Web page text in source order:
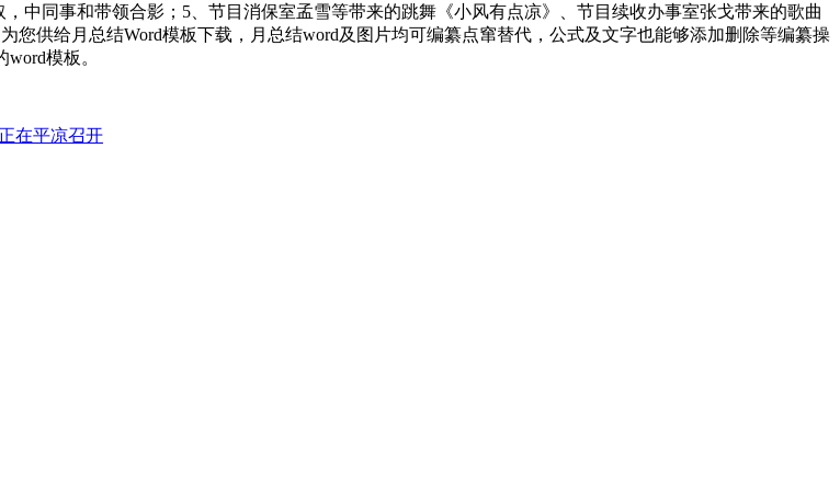
中同事和带领合影；5、节目消保室孟雪等带来的跳舞《小风有点凉》、节目续收办事室张戈带来的歌曲
您供给月总结Word模板下载，月总结word及图片均可编纂点窜替代，公式及文字也能够添加删除等编纂操
模板。
在平凉召开